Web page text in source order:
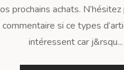
prochains achats.
commentaire si ce types
intéressent car j&rsqu...